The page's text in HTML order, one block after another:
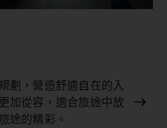
劃，營造舒適自在的入
加從容，適合旅途中放
途的精彩。